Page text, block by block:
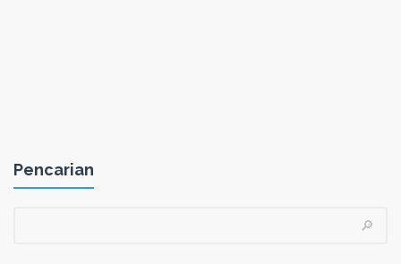
Pencarian